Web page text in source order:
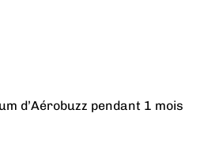
d’Aérobuzz pendant 1 mois